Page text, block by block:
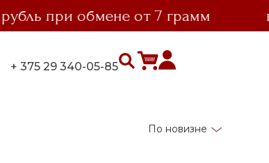
при обмене от 7 грамм
+ 375 29 340-05-85
По новизне